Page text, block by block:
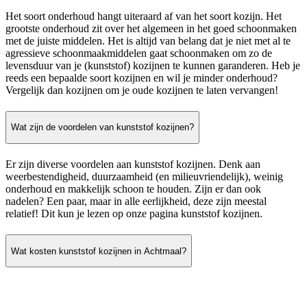
Het soort onderhoud hangt uiteraard af van het soort kozijn. Het
grootste onderhoud zit over het algemeen in het goed schoonmaken
met de juiste middelen. Het is altijd van belang dat je niet met al te
agressieve schoonmaakmiddelen gaat schoonmaken om zo de
levensduur van je (kunststof) kozijnen te kunnen garanderen. Heb je
reeds een bepaalde soort kozijnen en wil je minder onderhoud?
Vergelijk dan kozijnen om je oude kozijnen te laten vervangen!
Wat zijn de voordelen van kunststof kozijnen?
Er zijn diverse voordelen aan kunststof kozijnen. Denk aan
weerbestendigheid, duurzaamheid (en milieuvriendelijk), weinig
onderhoud en makkelijk schoon te houden. Zijn er dan ook
nadelen? Een paar, maar in alle eerlijkheid, deze zijn meestal
relatief! Dit kun je lezen op onze pagina kunststof kozijnen.
Wat kosten kunststof kozijnen in Achtmaal?